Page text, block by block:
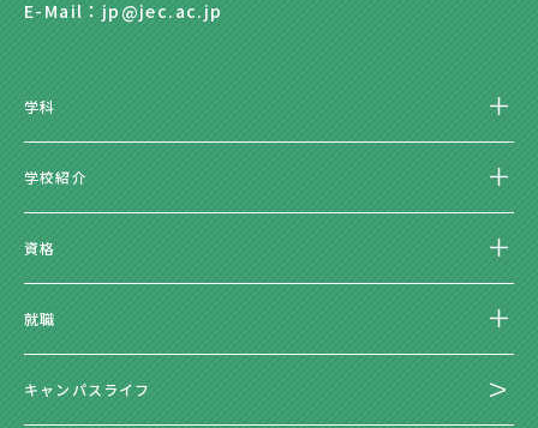
E-Mail：jp@jec.ac.jp
学科
学校紹介
資格
就職
キャンパスライフ